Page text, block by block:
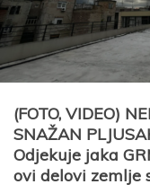
(FOTO, VIDEO)
SNAŽAN
Odjekuje jaka
ovi delovi zemlje